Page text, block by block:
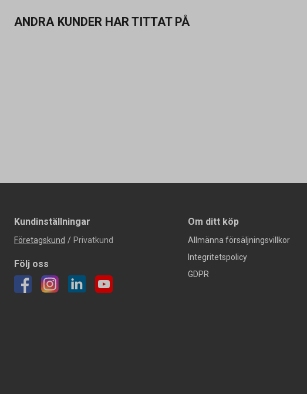
ANDRA KUNDER HAR TITTAT PÅ
Kundinställningar
Företagskund / Privatkund
Följ oss
Om ditt köp
Allmänna försäljningsvillkor
Integritetspolicy
GDPR